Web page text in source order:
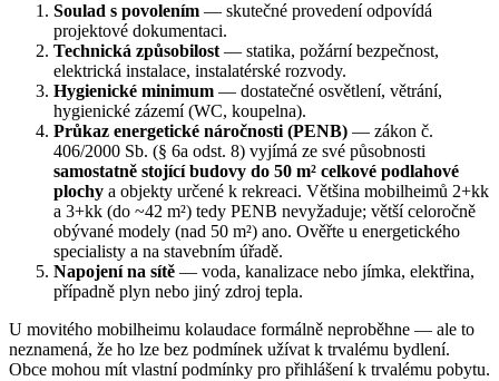
Soulad s povolením — skutečné provedení odpovídá
projektové dokumentaci.
Technická způsobilost — statika, požární bezpečnost,
elektrická instalace, instalatérské rozvody.
Hygienické minimum — dostatečné osvětlení, větrání,
hygienické zázemí (WC, koupelna).
Průkaz energetické náročnosti (PENB) — zákon č.
406/2000 Sb. (§ 6a odst. 8) vyjímá ze své působnosti
samostatně stojící budovy do 50 m² celkové podlahové
plochy a objekty určené k rekreaci. Většina mobilheimů 2+kk
a 3+kk (do ~42 m²) tedy PENB nevyžaduje; větší celoročně
obývané modely (nad 50 m²) ano. Ověřte u energetického
specialisty a na stavebním úřadě.
Napojení na sítě — voda, kanalizace nebo jímka, elektřina,
případně plyn nebo jiný zdroj tepla.
U movitého mobilheimu kolaudace formálně neproběhne — ale to
neznamená, že ho lze bez podmínek užívat k trvalému bydlení.
Obce mohou mít vlastní podmínky pro přihlášení k trvalému pobytu.